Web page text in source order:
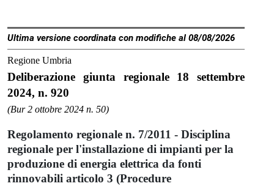
Ultima versione coordinata con modifiche al 08/08/2026
Regione Umbria
Deliberazione giunta regionale 18 settembre
2024, n. 920
(Bur 2 ottobre 2024 n. 50)
Regolamento regionale n. 7/2011 - Disciplina
regionale per l'installazione di impianti per la
produzione di energia elettrica da fonti
rinnovabili articolo 3 (Procedure